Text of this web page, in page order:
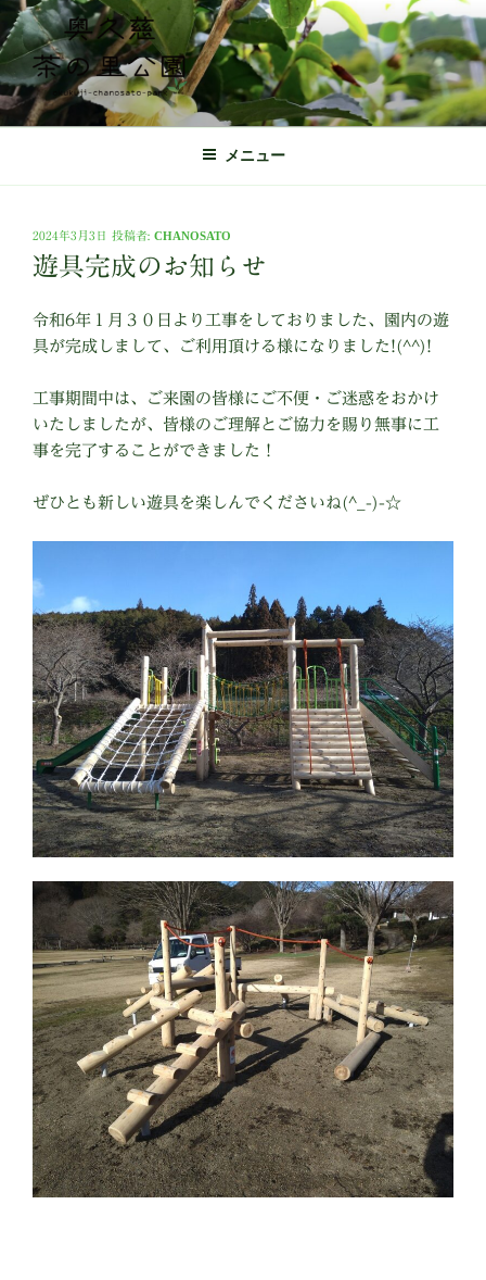
ン
テ
ン
ツ
奥久慈茶の里公園 公式ホームページ
日本最北端の茶の産地 奥久慈茶の体験施設
メニュー
投
稿
日:
2024年3月3日 投稿者: CHANOSATO
遊具完成のお知らせ
令和6年１月３０日より工事をしておりました、園内の遊
具が完成しまして、ご利用頂ける様になりました!(^^)!
工事期間中は、ご来園の皆様にご不便・ご迷惑をおかけ
いたしましたが、皆様のご理解とご協力を賜り無事に工
事を完了することができました！
ぜひとも新しい遊具を楽しんでくださいね(^_-)-☆